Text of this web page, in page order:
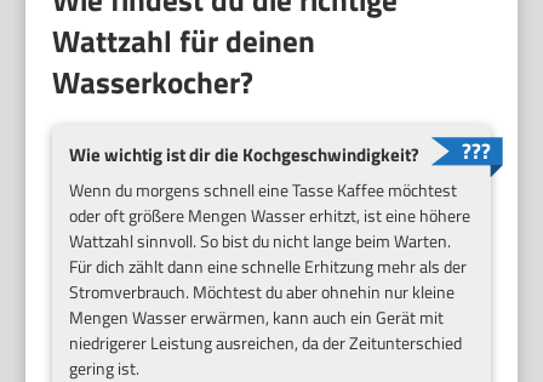
Wattzahl für deinen
Wasserkocher?
Wie wichtig ist dir die Kochgeschwindigkeit?
Wenn du morgens schnell eine Tasse Kaffee möchtest
oder oft größere Mengen Wasser erhitzt, ist eine höhere
Wattzahl sinnvoll. So bist du nicht lange beim Warten.
Für dich zählt dann eine schnelle Erhitzung mehr als der
Stromverbrauch. Möchtest du aber ohnehin nur kleine
Mengen Wasser erwärmen, kann auch ein Gerät mit
niedrigerer Leistung ausreichen, da der Zeitunterschied
gering ist.